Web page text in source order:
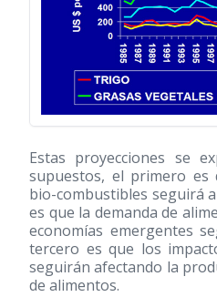
Estas proyecciones se
supuestos, el primero es
bio-combustibles seguirá
es que la demanda de
economías emergentes
tercero es que los
seguirán afectando la
de alimentos.